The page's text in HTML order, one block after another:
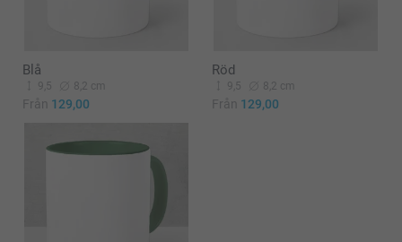
Blå
9,5 8,2 cm
Från 129,00
Röd
9,5 8,2 cm
Från 129,00